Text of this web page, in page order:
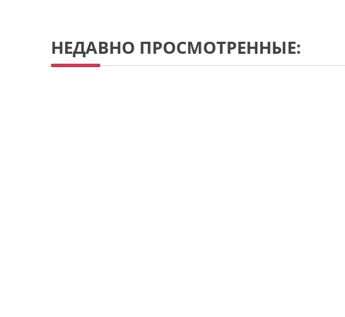
НЕДАВНО ПРОСМОТРЕННЫЕ: